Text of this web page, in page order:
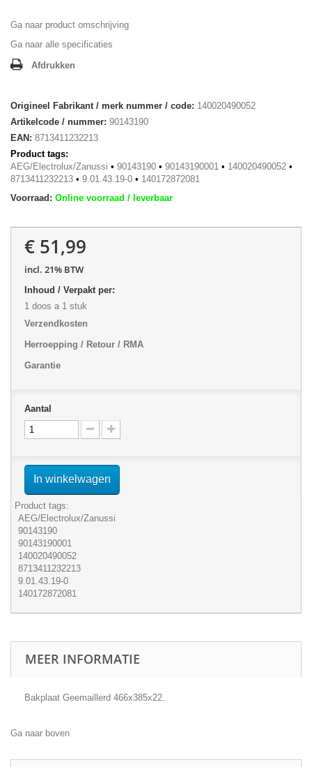
Ga naar product omschrijving
Ga naar alle specificaties
Afdrukken
Origineel Fabrikant / merk nummer / code: 140020490052
Artikelcode / nummer: 90143190
EAN: 8713411232213
Product tags:
AEG/Electrolux/Zanussi • 90143190 • 90143190001 • 140020490052 •
8713411232213 • 9.01.43.19-0 • 140172872081
Voorraad: Online voorraad / leverbaar
€ 51,99
incl. 21% BTW
Inhoud / Verpakt per:
1 doos a 1 stuk
Verzendkosten
Herroepping / Retour / RMA
Garantie
Aantal
In winkelwagen
Product tags:
AEG/Electrolux/Zanussi
90143190
90143190001
140020490052
8713411232213
9.01.43.19-0
140172872081
MEER INFORMATIE
Bakplaat Geemaillerd 466x385x22.
Ga naar boven